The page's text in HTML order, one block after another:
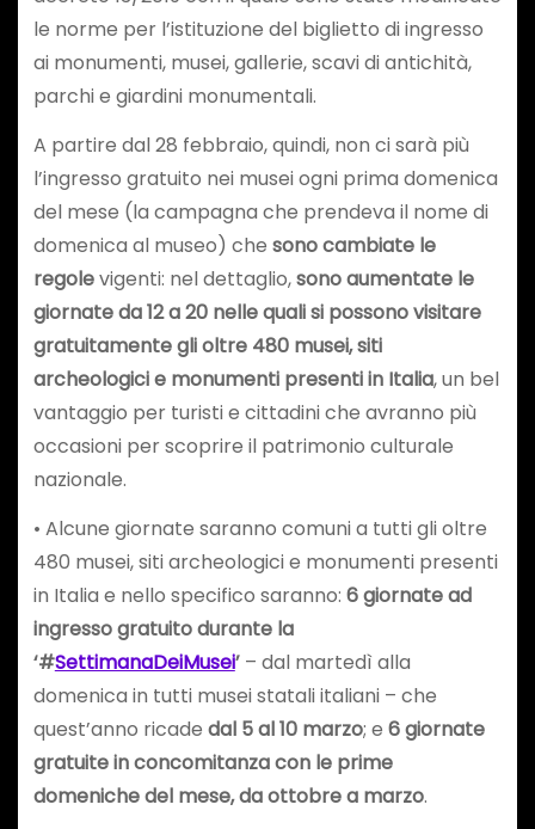
le norme per l’istituzione del biglietto di ingresso
ai monumenti, musei, gallerie, scavi di antichità,
parchi e giardini monumentali.
A partire dal 28 febbraio, quindi, non ci sarà più
l’ingresso gratuito nei musei ogni prima domenica
del mese (la campagna che prendeva il nome di
domenica al museo) che sono cambiate le
regolevigenti: nel dettaglio,sono aumentate le
giornate da 12 a 20 nelle quali si possono visitare
gratuitamente gli oltre 480 musei, siti
archeologici e monumenti presenti in Italia, un bel
vantaggio per turisti e cittadini che avranno più
occasioni per scoprire il patrimonio culturale
nazionale.
• Alcune giornate saranno comuni a tutti gli oltre
480 musei, siti archeologici e monumenti presenti
in Italia e nello specifico saranno: 6 giornate ad
ingresso gratuito durante la
‘#SettimanaDeiMusei’– dal martedì alla
domenica in tutti musei statali italiani – che
quest’anno ricade dal 5 al 10 marzo; e 6 giornate
gratuite in concomitanza con le prime
domeniche del mese, da ottobre a marzo.